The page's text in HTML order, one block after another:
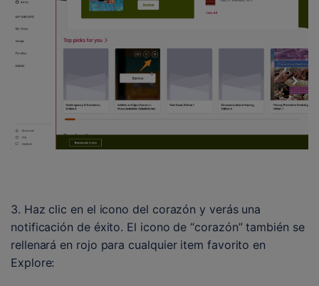
3. Haz clic en el icono del corazón y verás una
notificación de éxito. El icono de “corazón” también se
rellenará en rojo para cualquier item favorito en
Explore: